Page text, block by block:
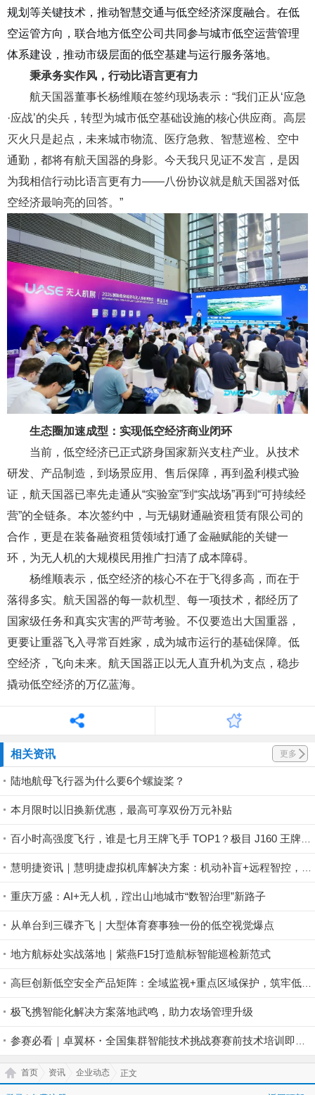
规划等关键技术，推动智慧交通与低空经济深度融合。在低
空运管方向，联合地方低空公司共同参与城市低空运营管理
体系建设，推动市级层面的低空基建与运行服务落地。
秉承务实作风， 行动比语言更有力
航天国器董事长杨维顺在签约现场表示：“我们正从‘应急
·应战’的尖兵，转型为城市低空基础设施的核心供应商。高层
灭火只是起点，未来城市物流、医疗急救、智慧巡检、空中
通勤，都将有航天国器的身影。今天我只见证不发言，是因
为我相信行动比语言更有力——八份协议就是航天国器对低
空经济最响亮的回答。”
生态圈加速成型： 实现低空经济商业闭环
当前，低空经济已正式跻身国家新兴支柱产业。从技术
研发、产品制造，到场景应用、售后保障，再到盈利模式验
证，航天国器已率先走通从“实验室”到“实战场”再到“可持续经
营”的全链条。本次签约中，与无锡财通融资租赁有限公司的
合作，更是在装备融资租赁领域打通了金融赋能的关键一
环，为无人机的大规模民用推广扫清了成本障碍。
杨维顺表示，低空经济的核心不在于飞得多高，而在于
落得多实。航天国器的每一款机型、每一项技术，都经历了
国家级任务和真实灾害的严苛考验。不仅要造出大国重器，
更要让重器飞入寻常百姓家，成为城市运行的基础保障。低
空经济，飞向未来。航天国器正以无人直升机为支点，稳步
撬动低空经济的万亿蓝海。
相关资讯 更多
陆地航母飞行器为什么要6个螺旋桨？
本月限时以旧换新优惠，最高可享双份万元补贴
百小时高强度飞行，谁是七月王牌飞手 TOP1？极目 J160 王牌飞手第一赛段荣耀揭晓！
慧明捷资讯｜慧明捷虚拟机库解决方案：机动补盲+远程智控，筑牢山林防火安全屏障
重庆万盛：AI+无人机，蹚出山地城市“数智治理”新路子
从单台到三碟齐飞｜大型体育赛事独一份的低空视觉爆点
地方航标处实战落地｜紫燕F15打造航标智能巡检新范式
高巨创新低空安全产品矩阵：全域监视+重点区域保护，筑牢低空安全防控屏障
极飞携智能化解决方案落地武鸣，助力农场管理升级
参赛必看｜卓翼杯・全国集群智能技术挑战赛赛前技术培训即将开启！
首页 资讯 企业动态 正文